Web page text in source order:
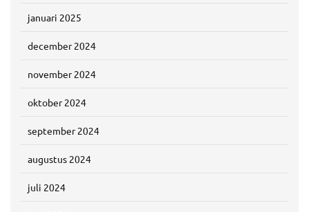
januari 2025
december 2024
november 2024
oktober 2024
september 2024
augustus 2024
juli 2024